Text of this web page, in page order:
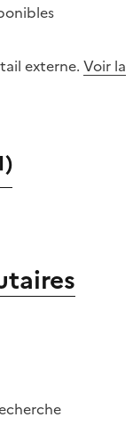
externe. Voir la
)